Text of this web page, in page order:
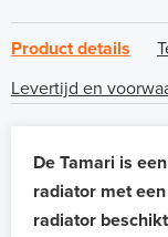
Product details
Levertijd en
De Tamari is
radiator met
radiator